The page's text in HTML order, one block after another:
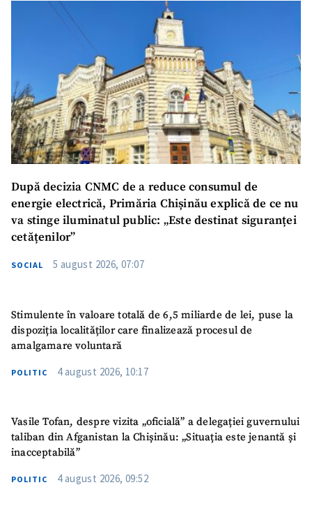
După decizia CNMC de a reduce consumul de
energie electrică, Primăria Chișinău explică de ce nu
va stinge iluminatul public: „Este destinat siguranței
cetățenilor”
SOCIAL 5 august 2026, 07:07
Stimulente în valoare totală de 6,5 miliarde de lei, puse la
dispoziția localităților care finalizează procesul de
amalgamare voluntară
POLITIC 4 august 2026, 10:17
Vasile Tofan, despre vizita „oficială” a delegației guvernului
taliban din Afganistan la Chișinău: „Situația este jenantă și
inacceptabilă”
POLITIC 4 august 2026, 09:52